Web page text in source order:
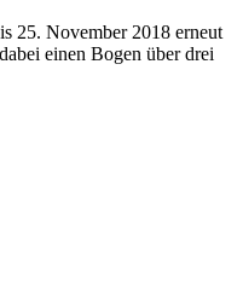
25. November 2018 erneut
einen Bogen über drei